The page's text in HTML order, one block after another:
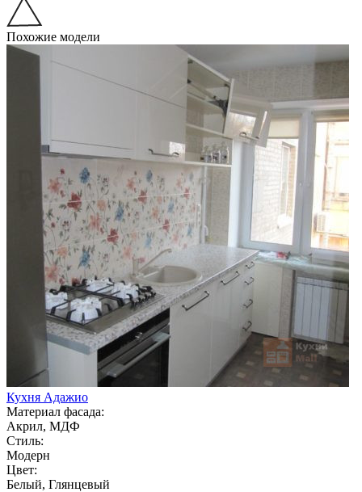
Похожие модели
Кухня Адажио
Материал фасада:
Акрил, МДФ
Стиль:
Модерн
Цвет:
Белый, Глянцевый